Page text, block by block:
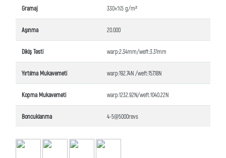
Gramaj 330±%5 g/m²
Aşınma 20.000
Dikiş Testi warp:2.34mm/weft:3.31mm
Yırtılma Mukavemeti warp:192.74N /weft:157.18N
Kopma Mukavemeti warp:1232.92N/weft:1040.22N
Boncuklanma 4-5@5000revs